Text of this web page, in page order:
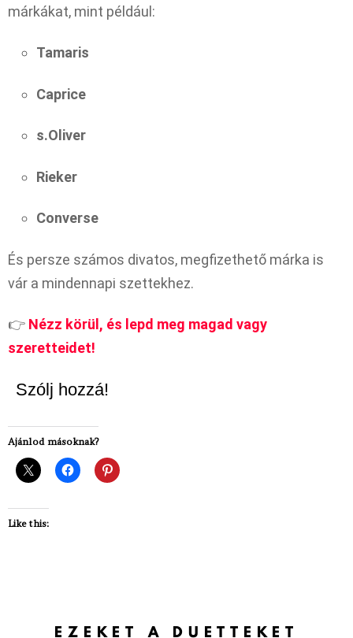
márkákat, mint például:
Tamaris
Caprice
s.Oliver
Rieker
Converse
És persze számos divatos, megfizethető márka is
vár a mindennapi szettekhez.
👉 Nézz körül, és lepd meg magad vagy
szeretteidet!
Szólj hozzá!
Ajánlod másoknak?
Like this:
EZEKET A DUETTEKET